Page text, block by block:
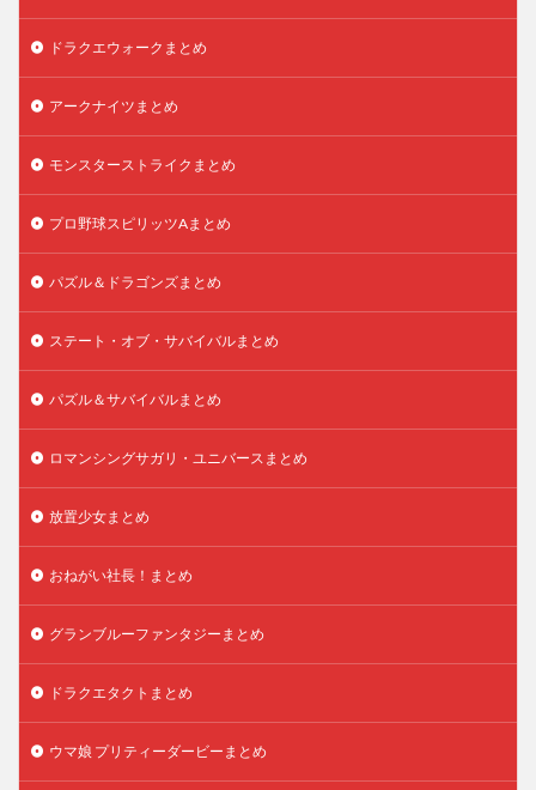
ドラクエウォークまとめ
アークナイツまとめ
モンスターストライクまとめ
プロ野球スピリッツAまとめ
パズル＆ドラゴンズまとめ
ステート・オブ・サバイバルまとめ
パズル＆サバイバルまとめ
ロマンシングサガリ・ユニバースまとめ
放置少女まとめ
おねがい社長！まとめ
グランブルーファンタジーまとめ
ドラクエタクトまとめ
ウマ娘 プリティーダービーまとめ